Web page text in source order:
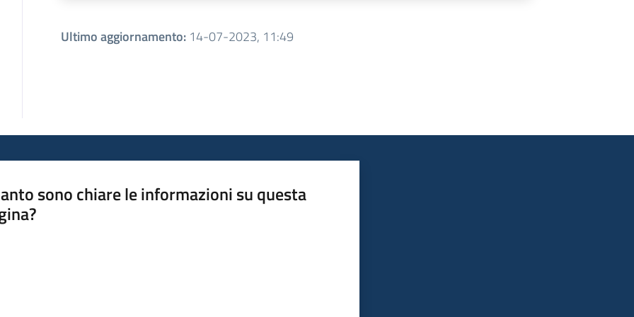
Ultimo aggiornamento: 14-07-2023, 11:49
sono chiare le informazioni su questa